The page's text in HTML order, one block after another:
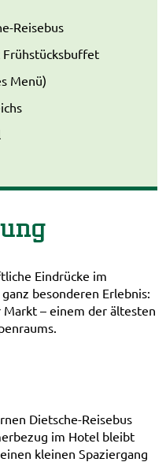
Eindrücke im
besonderen Erlebnis:
– einem der ältesten
Dietsche-Reisebus
im Hotel bleibt
kleinen Spaziergang
Reisebus
Menü)